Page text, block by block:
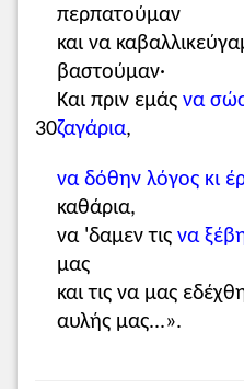
30
περπατούμαν
και να
βαστούμαν·
Και πριν εμάςνα
ζαγάρια,
να δόθην λόγος κι
καθάρια,
να 'δαμεν τιςνα
μας
και τις να μας
αυλής μας...».